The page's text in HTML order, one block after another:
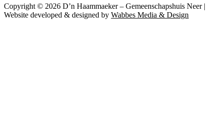
Copyright © 2026 D’n Haammaeker – Gemeenschapshuis Neer |
Website developed & designed by Wabbes Media & Design